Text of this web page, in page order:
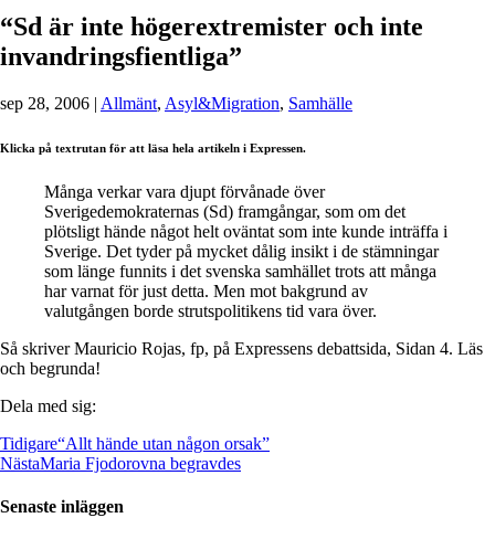
“Sd är inte högerextremister och inte
invandringsfientliga”
sep 28, 2006 | Allmänt, Asyl&Migration, Samhälle
Klicka på textrutan för att läsa hela artikeln i Expressen.
Många verkar vara djupt förvånade över
Sverigedemokraternas (Sd) framgångar, som om det
plötsligt hände något helt oväntat som inte kunde inträffa i
Sverige. Det tyder på mycket dålig insikt i de stämningar
som länge funnits i det svenska samhället trots att många
har varnat för just detta. Men mot bakgrund av
valutgången borde strutspolitikens tid vara över.
Så skriver Mauricio Rojas, fp, på Expressens debattsida, Sidan 4. Läs
och begrunda!
Dela med sig:
Tidigare“Allt hände utan någon orsak”
NästaMaria Fjodorovna begravdes
Senaste inläggen